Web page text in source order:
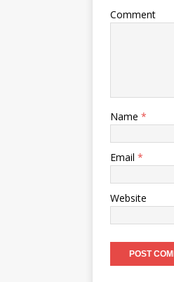
Comment
Name *
Email *
Website